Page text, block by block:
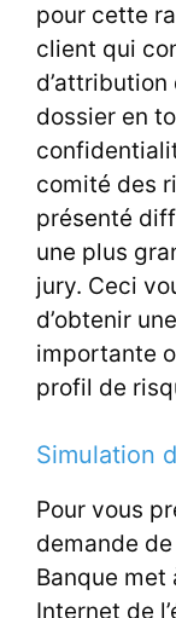
pour cette
client qui
d’attribution
dossier en
comité des
présenté
une plus
jury. Ceci
d’obtenir
importante
profil de
Simulation
Pour vous
demande
Banque met
Internet de